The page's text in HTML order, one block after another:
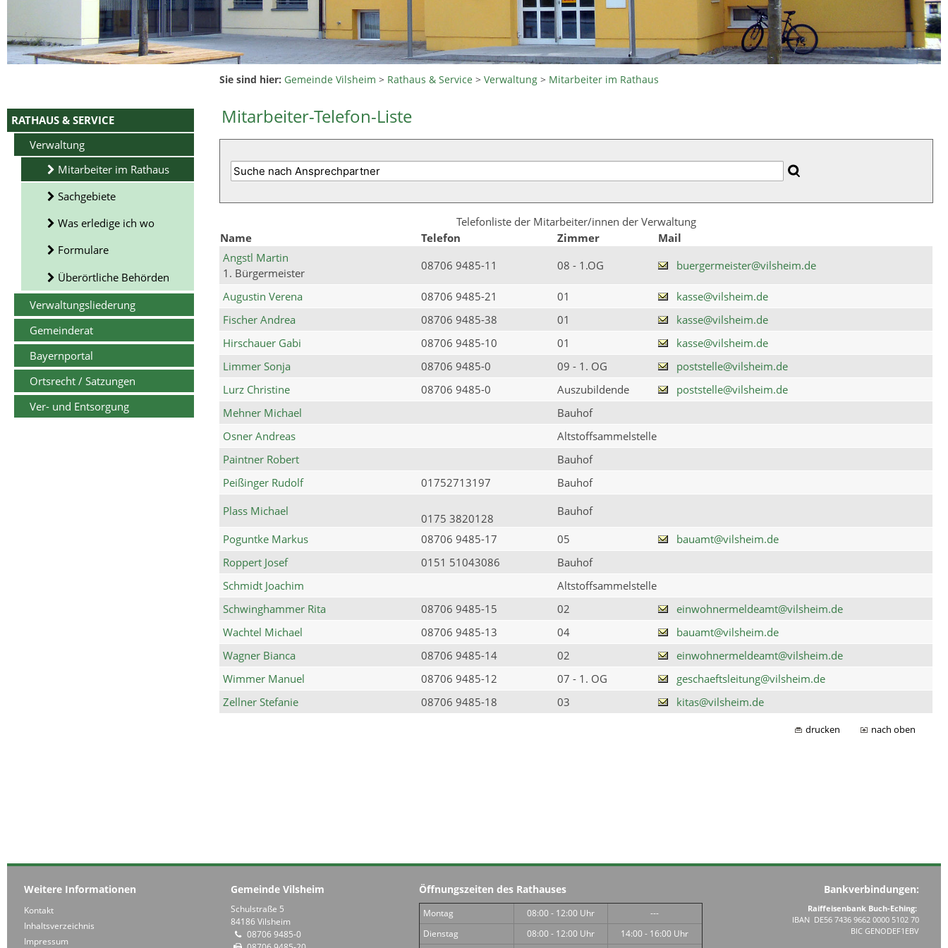
RATHAUS & SERVICE
Verwaltung
Mitarbeiter im Rathaus
Sachgebiete
Was erledige ich wo
Formulare
Überörtliche Behörden
Verwaltungsliederung
Gemeinderat
Bayernportal
Ortsrecht / Satzungen
Ver- und Entsorgung
Sie sind hier: Gemeinde Vilsheim > Rathaus & Service >Verwaltung > Mitarbeiter im Rathaus
Mitarbeiter-Telefon-Liste
Telefonliste der Mitarbeiter/innen der Verwaltung
Name
Telefon Zimmer
Mail
Angstl Martin
1. Bürgermeister
08706 9485-11 08 - 1.OG buergermeister@vilsheim.de
Augustin Verena 08706 9485-21 01
kasse@vilsheim.de
Fischer Andrea
08706 9485-38 01
kasse@vilsheim.de
Hirschauer Gabi
08706 9485-10 01
kasse@vilsheim.de
Limmer Sonja
08706 9485-0 09 - 1. OG
poststelle@vilsheim.de
Lurz Christine
08706 9485-0 Auszubildende
poststelle@vilsheim.de
Mehner Michael
Bauhof
Osner Andreas
Altstoffsammelstelle
Paintner Robert
Bauhof
Peißinger Rudolf
01752713197
Bauhof
Plass Michael
0175 3820128
Bauhof
Poguntke Markus
08706 9485-17 05
bauamt@vilsheim.de
Roppert Josef
0151 51043086
Bauhof
Schmidt Joachim
Altstoffsammelstelle
Schwinghammer Rita
08706 9485-15 02
einwohnermeldeamt@vilsheim.de
Wachtel Michael
08706 9485-13 04
bauamt@vilsheim.de
Wagner Bianca
08706 9485-14 02
einwohnermeldeamt@vilsheim.de
Wimmer Manuel
08706 9485-12 07 - 1. OG
geschaeftsleitung@vilsheim.de
Zellner Stefanie
08706 9485-18 03 kitas@vilsheim.de
drucken nach oben
Weitere Informationen
Kontakt
Inhaltsverzeichnis
Impressum
Gemeinde Vilsheim
Schulstraße 5
84186 Vilsheim
08706 9485-0
Öffnungszeiten des Rathauses
Montag 08:00 - 12:00 Uhr
---
Dienstag
08:00 - 12:00 Uhr
14:00 - 16:00 Uhr
Bankverbindungen:
Raiffeisenbank Buch-Eching:
IBAN DE56 7436 9662 0000 5102 70
BIC GENODEF1EBV